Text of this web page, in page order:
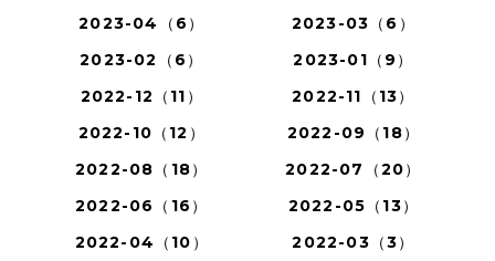
2023-04（6）
2023-03（6）
2023-02（6）
2023-01（9）
2022-12（11）
2022-11（13）
2022-10（12）
2022-09（18）
2022-08（18）
2022-07（20）
2022-06（16）
2022-05（13）
2022-04（10）
2022-03（3）